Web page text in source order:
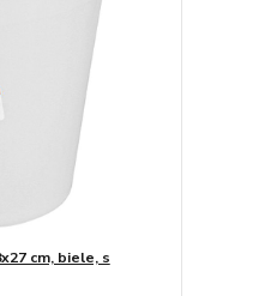
cm, biele, s